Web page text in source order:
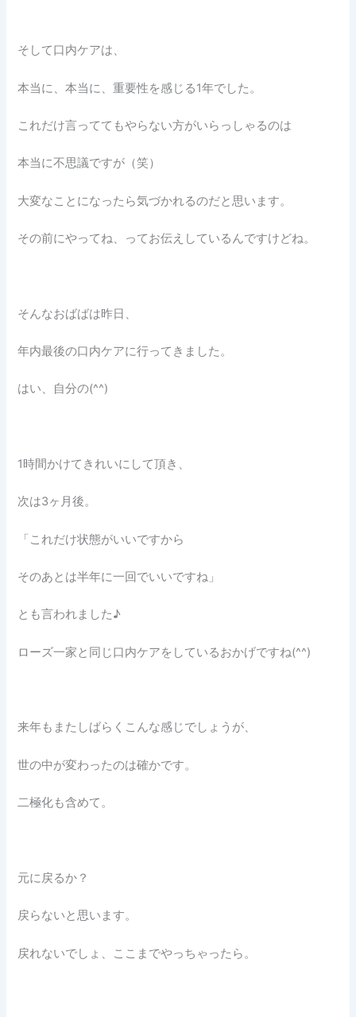
そして口内ケアは、
本当に、本当に、重要性を感じる1年でした。
これだけ言っててもやらない方がいらっしゃるのは
本当に不思議ですが（笑）
大変なことになったら気づかれるのだと思います。
その前にやってね、ってお伝えしているんですけどね。
そんなおばばは昨日、
年内最後の口内ケアに行ってきました。
はい、自分の(^^)
1時間かけてきれいにして頂き、
次は3ヶ月後。
「これだけ状態がいいですから
そのあとは半年に一回でいいですね」
とも言われました♪
ローズ一家と同じ口内ケアをしているおかげですね(^^)
来年もまたしばらくこんな感じでしょうが、
世の中が変わったのは確かです。
二極化も含めて。
元に戻るか？
戻らないと思います。
戻れないでしょ、ここまでやっちゃったら。